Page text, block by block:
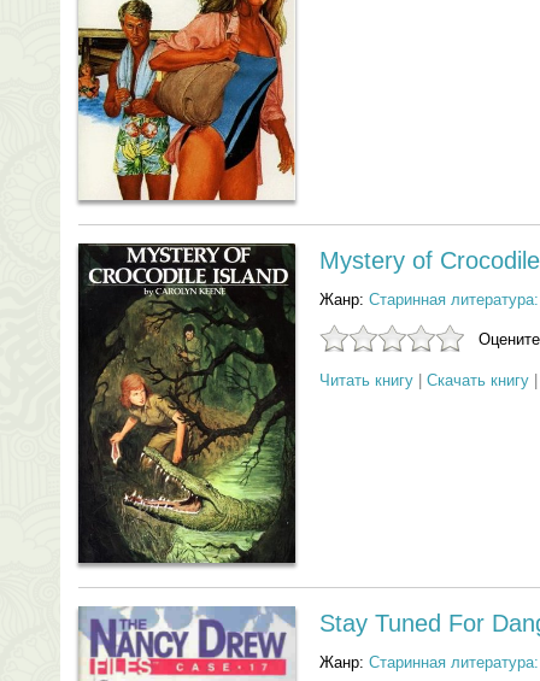
Mystery of
Жанр: Старинная
Читать книгу Скачать книгу
Stay Tuned For
Жанр: Старинная